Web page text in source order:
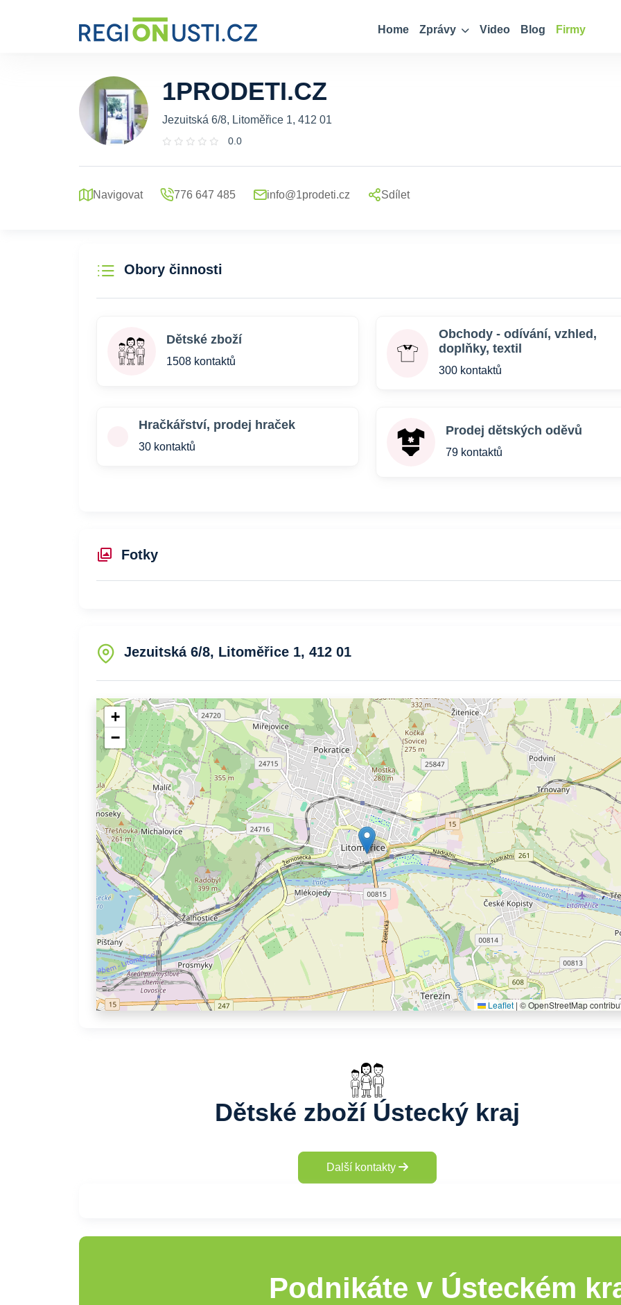
Home Zprávy Video Blog Firmy
1PRODETI.CZ
Jezuitská 6/8, Litoměřice 1, 412 01
0.0
Navigovat 776 647 485 info@1prodeti.cz Sdílet
Obory činnosti
Dětské zboží
1508 kontaktů
Obchody - odívání, vzhled,
doplňky, textil
300 kontaktů
Hračkářství, prodej hraček
30 kontaktů
Prodej dětských oděvů
79 kontaktů
Fotky
Jezuitská 6/8, Litoměřice 1, 412 01
+
−
Leaflet | © OpenStreetMap
Dětské zboží Ústecký kraj
Další kontakty
Podnikáte v Ústeckém